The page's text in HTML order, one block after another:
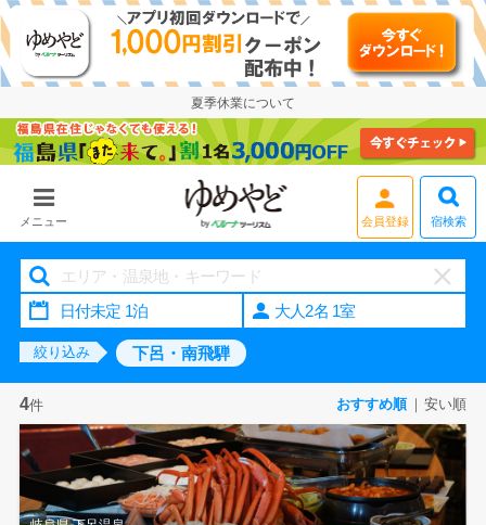
夏季休業について
メニュー
会員登録
宿検索
大人2名 1室
絞り込み 下呂・南飛騨
4件 おすすめ順 安い順